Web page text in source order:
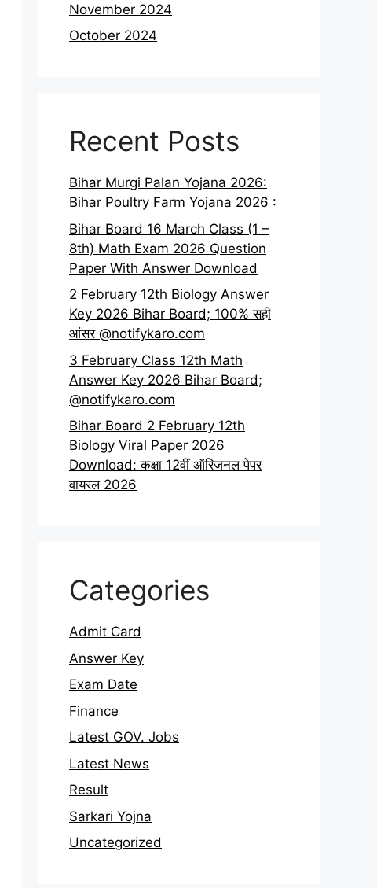
November 2024
October 2024
Recent Posts
Bihar Murgi Palan Yojana 2026:
Bihar Poultry Farm Yojana 2026 :
Bihar Board 16 March Class (1 –
8th) Math Exam 2026 Question
Paper With Answer Download
2 February 12th Biology Answer
Key 2026 Bihar Board; 100% सही
आंसर @notifykaro.com
3 February Class 12th Math
Answer Key 2026 Bihar Board;
@notifykaro.com
Bihar Board 2 February 12th
Biology Viral Paper 2026
Download: कक्षा 12वीं ऑरिजनल पेपर
वायरल 2026
Categories
Admit Card
Answer Key
Exam Date
Finance
Latest GOV. Jobs
Latest News
Result
Sarkari Yojna
Uncategorized